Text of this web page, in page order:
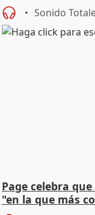
Sonido
Page celebra
"en la que más